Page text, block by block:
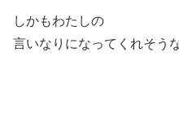
しかもわたしの
言いなりになってくれそうな